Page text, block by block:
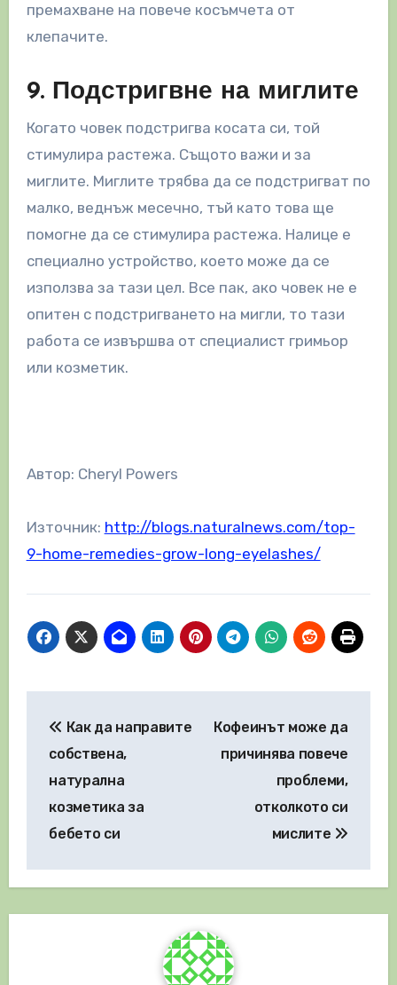
премахване на повече косъмчета от
клепачите.
9. Подстригвне на миглите
Когато човек подстригва косата си, той
стимулира растежа. Същото важи и за
миглите. Миглите трябва да се подстригват по
малко, веднъж месечно, тъй като това ще
помогне да се стимулира растежа. Налице е
специално устройство, което може да се
използва за тази цел. Все пак, ако човек не е
опитен с подстригването на мигли, то тази
работа се извършва от специалист гримьор
или козметик.
Автор: Cheryl Powers
Източник: http://blogs.naturalnews.com/top-
9-home-remedies-grow-long-eyelashes/
Как да направите
собствена,
натурална
козметика за
бебето си
Кофеинът може да
причинява повече
проблеми,
отколкото си
мислите